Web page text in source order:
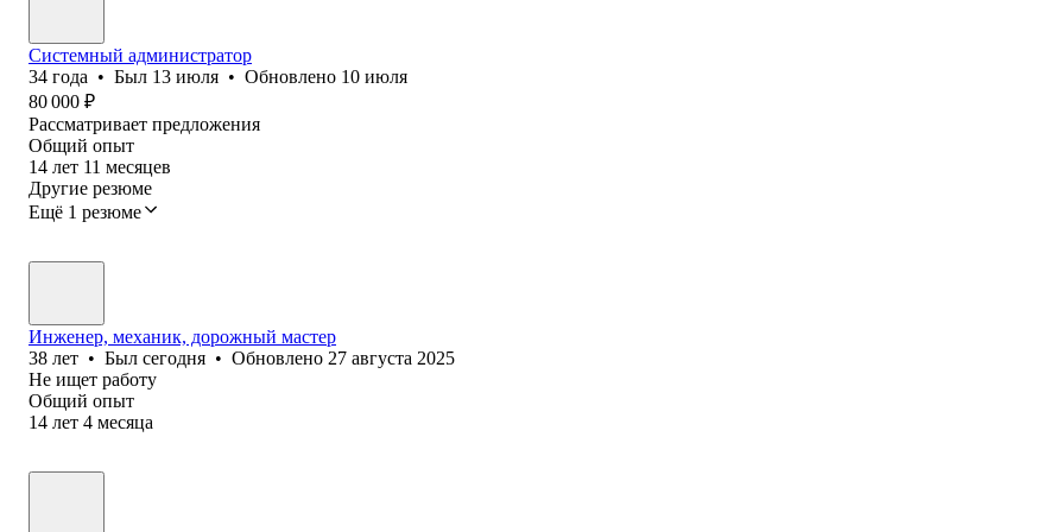
Системный администратор
34 года • Был 13 июля • Обновлено 10 июля
80 000 ₽
Рассматривает предложения
Общий опыт
14 лет 11 месяцев
Другие резюме
Ещё 1 резюме
Инженер, механик, дорожный мастер
38 лет • Был сегодня • Обновлено 27 августа 2025
Не ищет работу
Общий опыт
14 лет 4 месяца